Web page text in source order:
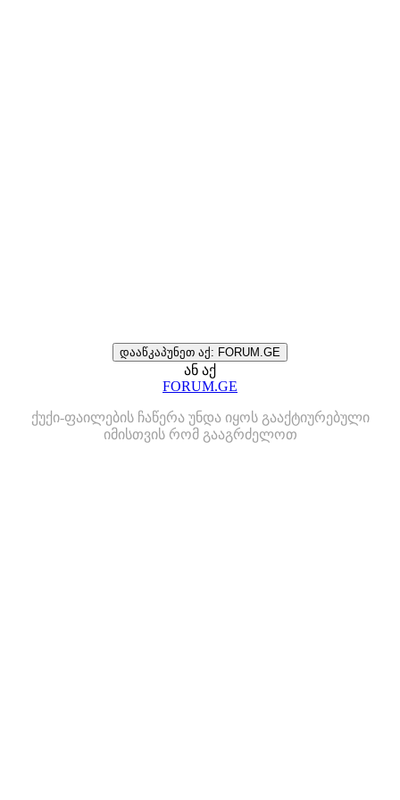
დააწკაპუნეთ აქ: FORUM.GE
ან აქ
FORUM.GE
ქუქი-ფაილების ჩაწერა უნდა იყოს გააქტიურებული
იმისთვის რომ გააგრძელოთ